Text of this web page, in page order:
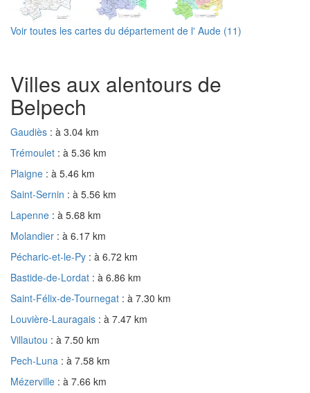
Voir toutes les cartes du département de l' Aude (11)
Villes aux alentours de
Belpech
Gaudiès : à 3.04 km
Trémoulet : à 5.36 km
Plaigne : à 5.46 km
Saint-Sernin : à 5.56 km
Lapenne : à 5.68 km
Molandier : à 6.17 km
Pécharic-et-le-Py : à 6.72 km
Bastide-de-Lordat : à 6.86 km
Saint-Félix-de-Tournegat : à 7.30 km
Louvière-Lauragais : à 7.47 km
Villautou : à 7.50 km
Pech-Luna : à 7.58 km
Mézerville : à 7.66 km